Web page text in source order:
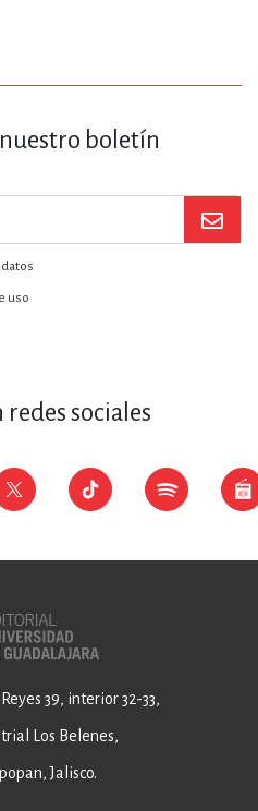
boletín
uso
redes sociales
39, interior 32-33,
Los Belenes,
Jalisco.